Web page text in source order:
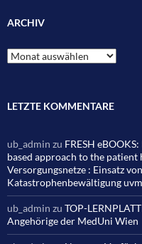
ARCHIV
Archiv
LETZTE KOMMENTARE
ub_admin zu FRESH
based approach to the
Versorgungsnetze : Einsatz
Katastrophenbewältigung
ub_admin zu TOP-
Angehörige der MedUni Wien